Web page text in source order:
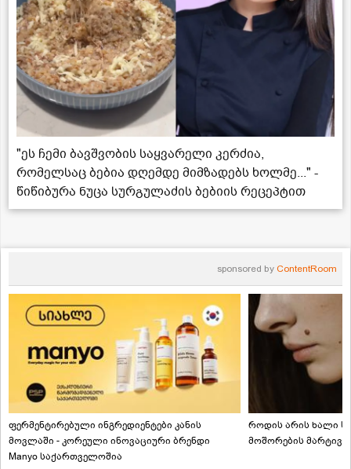
"ეს ჩემი ბავშვობის საყვარელი კერძია,
რომელსაც ბებია დღემდე მიმზადებს ხოლმე..." -
წიწიბურა ნუცა სურგულაძის ბებიის რეცეპტით
sponsored by ContentRoom
ფერმენტირებული ინგრედიენტები კანის
მოვლაში - კორეული ინოვაციური ბრენდი
Manyo საქართველოშია
როდის არის ხალი
მოშორების